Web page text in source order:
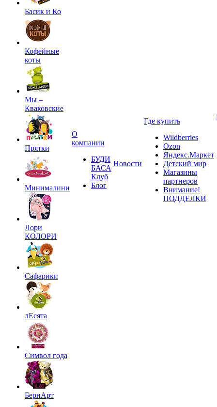
Басик и Ко
Кофейные
коты
Мы –
Кваковские
Прятки
Минималини
Лори
КОЛОРИ
Сафарики
лЕсята
Символ года
БернАрт
О
компании
БУДИ
БАСА
Клуб
Блог
Новости
Где купить
Wildberries
Ozon
Яндекс.Маркет
Детский мир
Магазины
партнеров
Внимание!
ПОДДЕЛКИ